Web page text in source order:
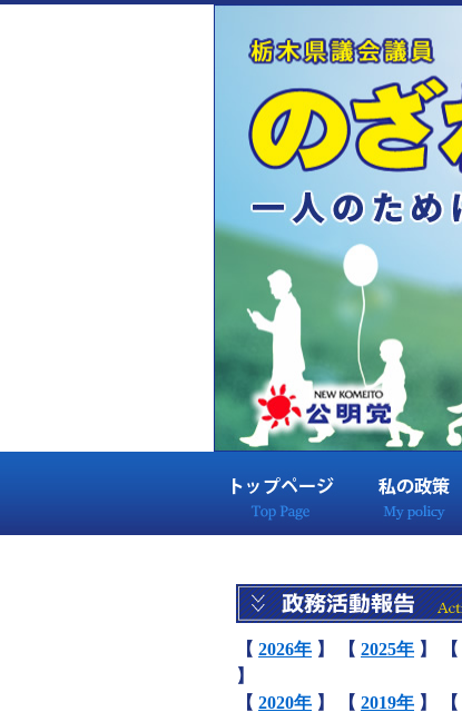
【 2026年 】 【 2025年 】 【
】
【 2020年 】 【 2019年 】 【